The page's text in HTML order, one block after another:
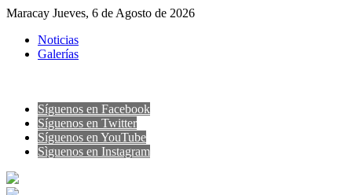
Maracay Jueves, 6 de Agosto de 2026
Noticias
Galerías
Síguenos en Facebook
Síguenos en Twitter
Síguenos en YouTube
Sìguenos en Instagram